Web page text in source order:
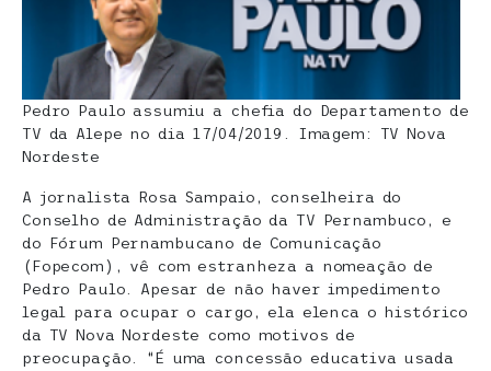
Pedro Paulo assumiu a chefia do Departamento de
TV da Alepe no dia 17/04/2019. Imagem: TV Nova
Nordeste
A jornalista Rosa Sampaio, conselheira do
Conselho de Administração da TV Pernambuco, e
do Fórum Pernambucano de Comunicação
(Fopecom), vê com estranheza a nomeação de
Pedro Paulo. Apesar de não haver impedimento
legal para ocupar o cargo, ela elenca o histórico
da TV Nova Nordeste como motivos de
preocupação. “É uma concessão educativa usada